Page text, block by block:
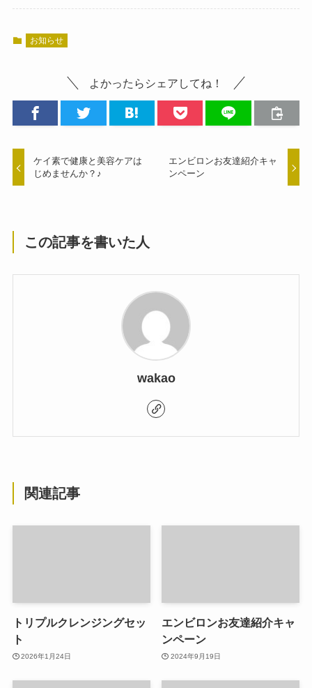
お知らせ
よかったらシェアしてね！
ケイ素で健康と美容ケアは
じめませんか？♪
エンビロンお友達紹介キャ
ンペーン
この記事を書いた人
wakao
関連記事
トリプルクレンジングセッ
ト
2026年1月24日
エンビロンお友達紹介キャ
ンペーン
2024年9月19日